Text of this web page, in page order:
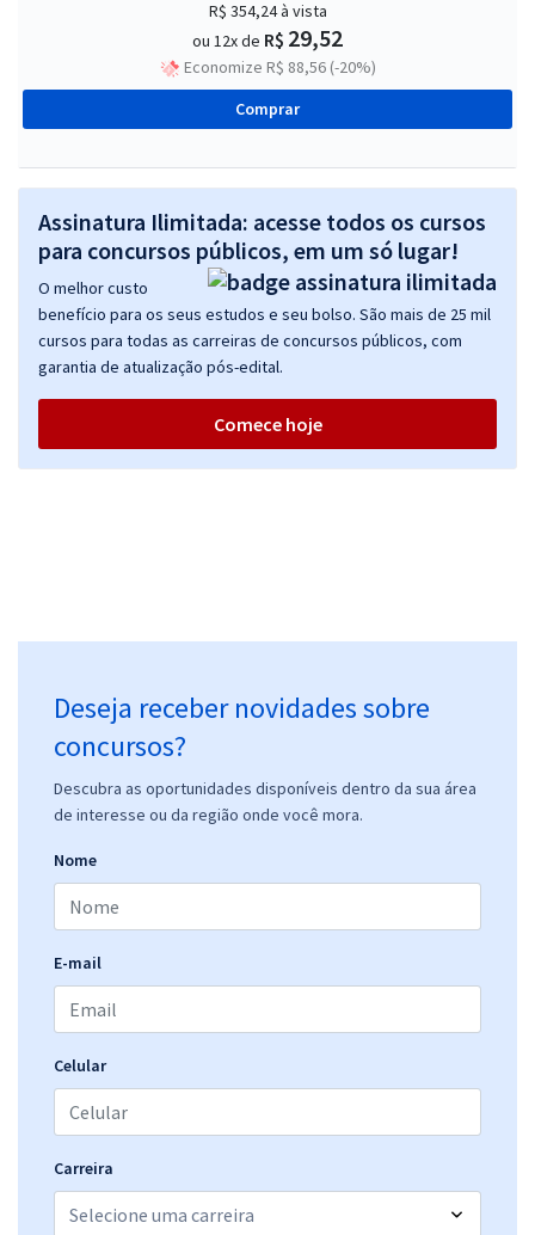
R$ 354,24à vista
ou 12x de R$ 29,52
Economize R$ 88,56 (-20%)
Comprar
Assinatura Ilimitada: acesse todos os cursos
para concursos públicos, em um só lugar!
O melhor custo
benefício para os seus estudos e seu bolso. São mais de 25 mil
cursos para todas as carreiras de concursos públicos, com
garantia de atualização pós-edital.
Comece hoje
Deseja receber novidades sobre
concursos?
Descubra as oportunidades disponíveis dentro da sua área
de interesse ou da região onde você mora.
Nome
E-mail
Celular
Carreira